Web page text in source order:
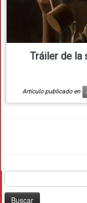
Tráiler de la
Artículo publicado en